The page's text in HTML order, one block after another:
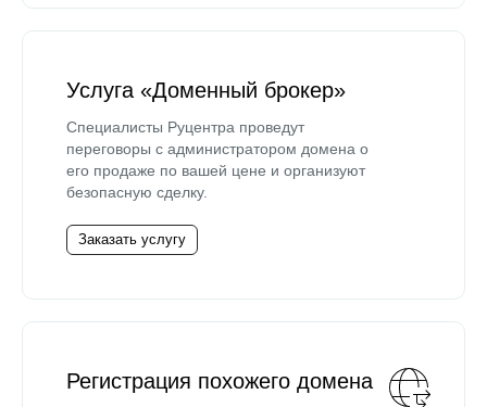
Услуга «Доменный брокер»
Специалисты Руцентра проведут
переговоры с администратором домена о
его продаже по вашей цене и организуют
безопасную сделку.
Заказать услугу
Регистрация похожего домена